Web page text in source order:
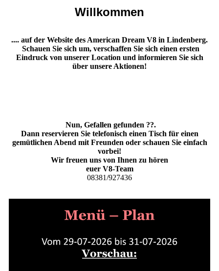
Willkommen
.... auf der Website des American Dream V8 in Lindenberg.
Schauen Sie sich um, verschaffen Sie sich einen ersten
Eindruck von unserer Location und informieren Sie sich
über unsere Aktionen!
Nun, Gefallen gefunden ??.
Dann reservieren Sie telefonisch einen Tisch für einen
gemütlichen Abend mit Freunden oder schauen Sie einfach
vorbei!
Wir freuen uns von Ihnen zu hören
euer V8-Team
08381/927436